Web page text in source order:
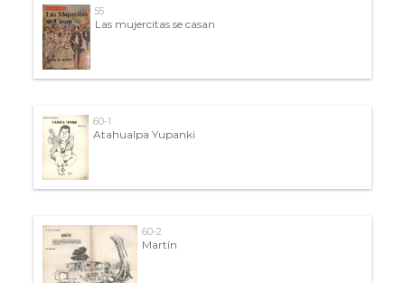
55
Las mujercitas se casan
60-1
Atahualpa Yupanki
60-2
Martín